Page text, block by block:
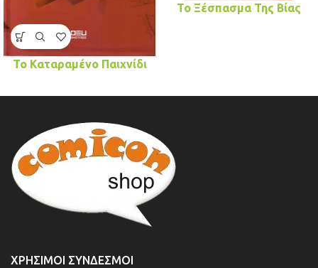
Το Καταραμένο Παιχνίδι
Το Ξέσπασμα Της Βίας
ΧΡΉΣΙΜΟΙ ΣΎΝΔΕΣΜΟΙ